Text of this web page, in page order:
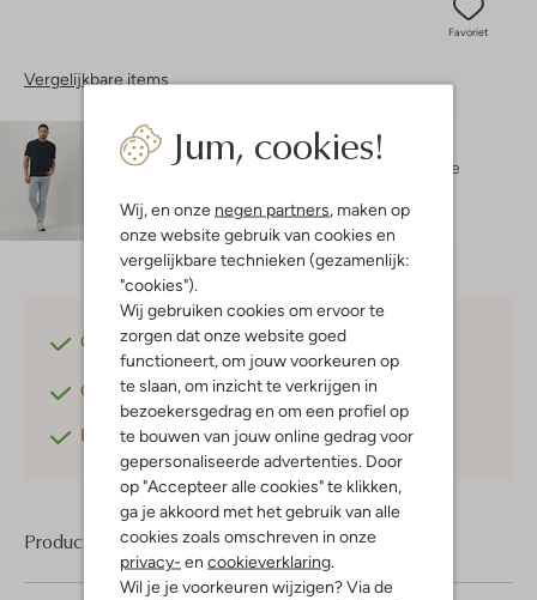
Jum, cookies!
Wij, en onze negen partners, maken op
onze website gebruik van cookies en
vergelijkbare technieken (gezamenlijk:
"cookies").
Wij gebruiken cookies om ervoor te
zorgen dat onze website goed
functioneert, om jouw voorkeuren op
te slaan, om inzicht te verkrijgen in
bezoekersgedrag en om een profiel op
te bouwen van jouw online gedrag voor
gepersonaliseerde advertenties. Door
op "Accepteer alle cookies" te klikken,
ga je akkoord met het gebruik van alle
cookies zoals omschreven in onze
privacy- en cookieverklaring.
Wil je je voorkeuren wijzigen? Via de
Favoriet
Vergelijkbare items
Maatadvies
Damian is 1 meter 87 lang en draagt maat L.
De
Gratis verzendingvanaf €75,-
Gratis retournerenbinnen 30 dagen*
Betaal achterafmet Klarna
Product informatie